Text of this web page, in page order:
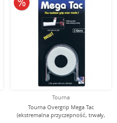
Tourna
Tourna Overgrip Mega Tac
(ekstremalna przyczepność, trwały,